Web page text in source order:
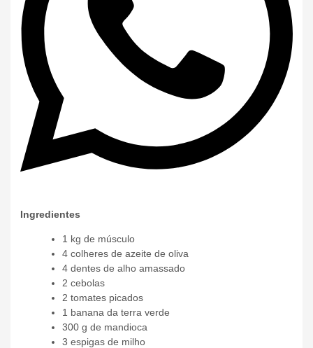
Ingredientes
1 kg de músculo
4 colheres de azeite de oliva
4 dentes de alho amassado
2 cebolas
2 tomates picados
1 banana da terra verde
300 g de mandioca
3 espigas de milho